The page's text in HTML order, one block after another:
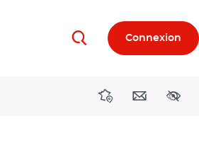
RechercherConnexion
DirectionsContact